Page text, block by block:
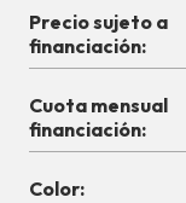
Precio sujeto a
financiación:
Cuota mensual
financiación:
Color: